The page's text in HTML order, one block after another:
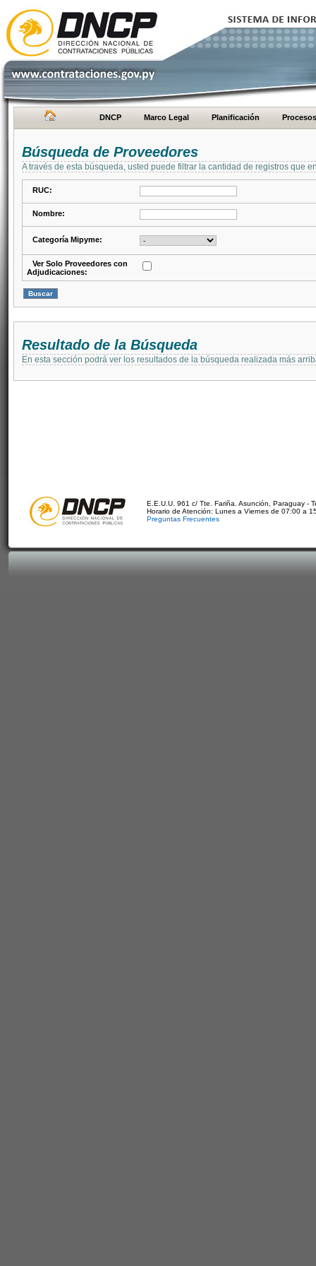
DNCP Marco Legal Planificación Procesos
Búsqueda de Proveedores
A través de esta búsqueda, usted puede filtrar la cantidad de registros que
RUC:
Nombre:
Categoría Mipyme:
Ver Solo Proveedores con
Adjudicaciones:
Resultado de la Búsqueda
En esta sección podrá ver los resultados de la búsqueda realizada más
E.E.U.U. 961 c/ Tte. Fariña. Asunción, Paraguay -
Horario de Atención: Lunes a Viernes de 07:00 a
Preguntas Frecuentes